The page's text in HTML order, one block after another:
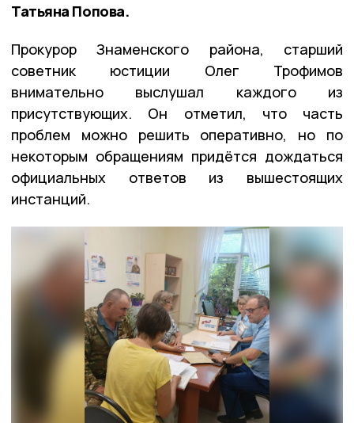
Татьяна Попова.
Прокурор Знаменского района, старший
советник юстиции Олег Трофимов
внимательно выслушал каждого из
присутствующих. Он отметил, что часть
проблем можно решить оперативно, но по
некоторым обращениям придётся дождаться
официальных ответов из вышестоящих
инстанций.